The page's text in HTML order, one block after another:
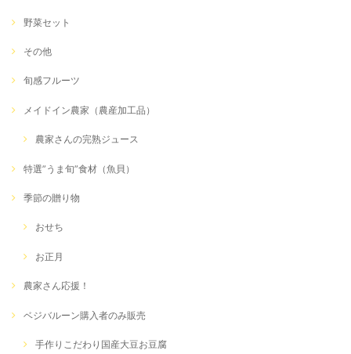
野菜セット
その他
旬感フルーツ
メイドイン農家（農産加工品）
農家さんの完熟ジュース
特選”うま旬”食材（魚貝）
季節の贈り物
おせち
お正月
農家さん応援！
ベジバルーン購入者のみ販売
手作りこだわり国産大豆お豆腐